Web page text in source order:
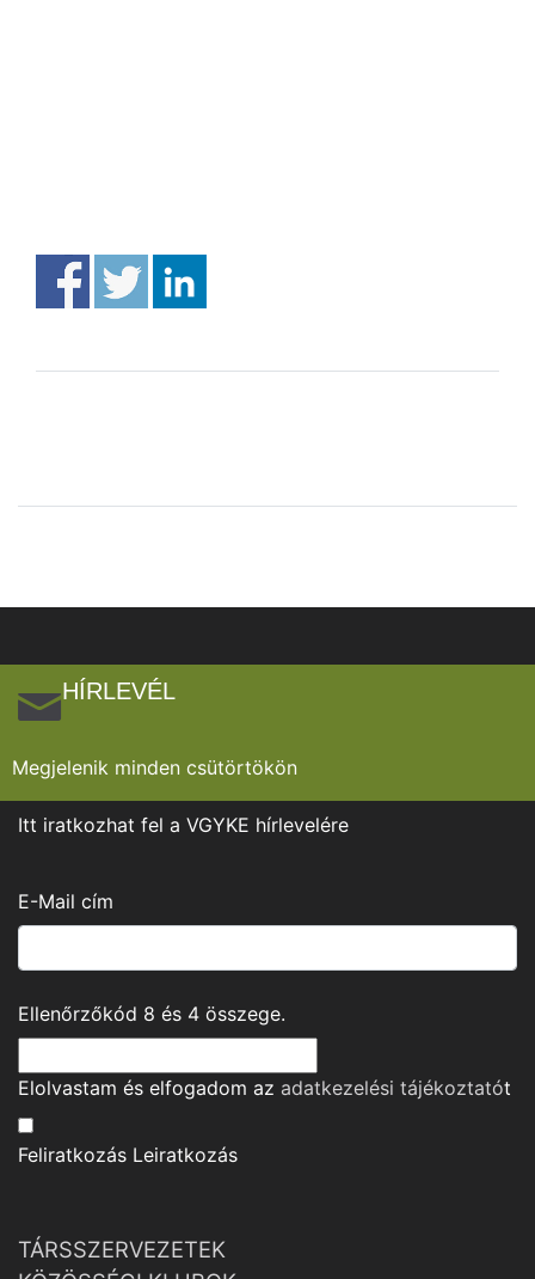
HÍRLEVÉL
Megjelenik minden csütörtökön
Itt iratkozhat fel a VGYKE hírlevelére
E-Mail cím
Ellenőrzőkód 8 és 4 összege.
Elolvastam és elfogadom az adatkezelési tájékoztatót
Feliratkozás Leiratkozás
TÁRSSZERVEZETEK